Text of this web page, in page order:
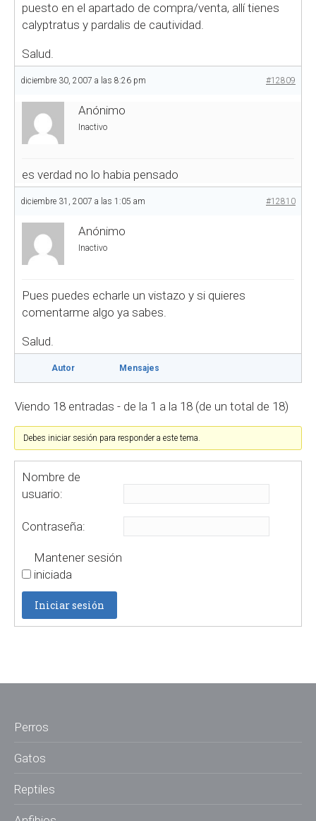
puesto en el apartado de compra/venta, allí tienes
calyptratus y pardalis de cautividad.
Salud.
diciembre 30, 2007 a las 8:26 pm #12809
Anónimo
Inactivo
es verdad no lo habia pensado
diciembre 31, 2007 a las 1:05 am #12810
Anónimo
Inactivo
Pues puedes echarle un vistazo y si quieres
comentarme algo ya sabes.
Salud.
Autor Mensajes
Viendo 18 entradas - de la 1 a la 18 (de un total de 18)
Debes iniciar sesión para responder a este tema.
Nombre de
usuario:
Contraseña:
Mantener sesión
iniciada
Iniciar sesión
Perros
Gatos
Reptiles